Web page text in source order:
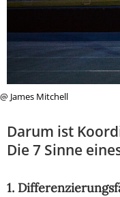
@ James Mitchell
Darum ist
Die 7 Sinne
1.